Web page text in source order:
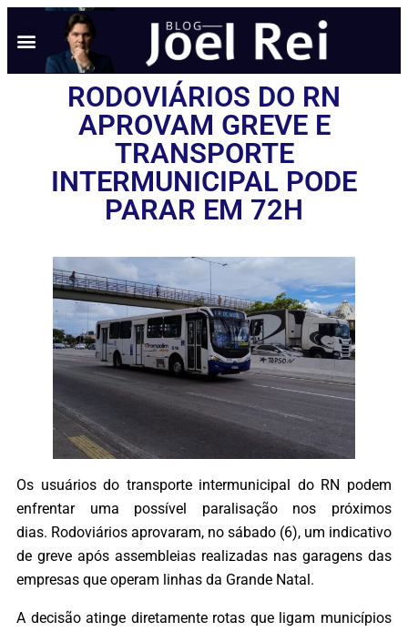
RODOVIÁRIOS DO RN
APROVAM GREVE E
TRANSPORTE
INTERMUNICIPAL PODE
PARAR EM 72H
Os usuários do transporte intermunicipal do RN podem
enfrentar uma possível paralisação nos próximos
dias. Rodoviários aprovaram, no sábado (6), um indicativo
de greve após assembleias realizadas nas garagens das
empresas que operam linhas da Grande Natal.
A decisão atinge diretamente rotas que ligam municípios